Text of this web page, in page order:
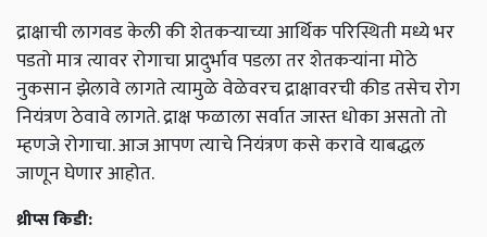
द्राक्षाची लागवड केली की शेतकऱ्याच्या आर्थिक परिस्थिती मध्ये भर
पडतो मात्र त्यावर रोगाचा प्रादुर्भाव पडला तर शेतकऱ्यांना मोठे
नुकसान झेलावे लागते त्यामुळे वेळेवरच द्राक्षावरची कीड तसेच रोग
नियंत्रण ठेवावे लागते. द्राक्ष फळाला सर्वात जास्त धोका असतो तो
म्हणजे रोगाचा. आज आपण त्याचे नियंत्रण कसे करावे याबद्धल
जाणून घेणार आहोत.
थ्रीप्स किडी: